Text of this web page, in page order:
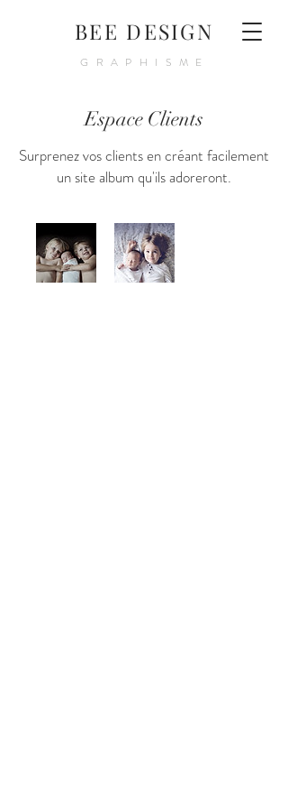
BEE DESIGN
GRAPHISME
Espace Clients
Surprenez vos clients en créant facilement
un site album qu'ils adoreront.